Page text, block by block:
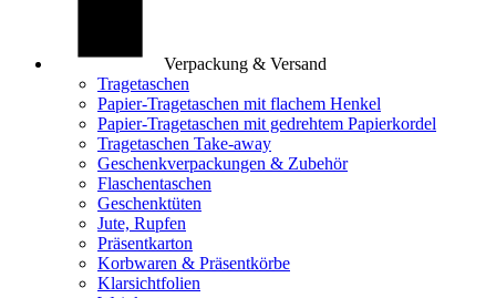
Verpackung & Versand
Tragetaschen
Papier-Tragetaschen mit flachem Henkel
Papier-Tragetaschen mit gedrehtem Papierkordel
Tragetaschen Take-away
Geschenkverpackungen & Zubehör
Flaschentaschen
Geschenktüten
Jute, Rupfen
Präsentkarton
Korbwaren & Präsentkörbe
Klarsichtfolien